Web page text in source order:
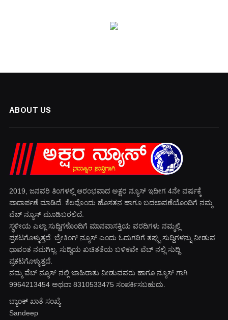
ABOUT US
2019, ಜನವರಿ‌ ತಿಂಗಳಲ್ಲಿ ಆರಂಭವಾದ ಅಕ್ಷರ ನ್ಯೂಸ್ ಇದೀಗ 4ನೇ ವರ್ಷಕ್ಕೆ
ಪಾದಾರ್ಪಣೆ ಮಾಡಿದೆ. ಕೆಲವೊಂದು ಹೊಸತನ ಹಾಗೂ ಬದಲಾವಣೆಯೊಂದಿಗೆ ನಮ್ಮ
ವೆಬ್ ನ್ಯೂಸ್ ಮೂಡಿಬರಲಿದೆ.
ಸ್ಥಳೀಯ ಎಲ್ಲಾ ಸುದ್ದಿಗಳೊಂದಿಗೆ ಮಾನವಾಸಕ್ತಿಯ ವರದಿಗಳು ನಮ್ಮಲ್ಲಿ
ಪ್ರಕಟಗೊಳ್ಳುತ್ತದೆ. ಬ್ರೇಕಿಂಗ್ ನ್ಯೂಸ್ ಎಂದು ಓದುಗರಿಗೆ ತಪ್ಪು ಸುದ್ದಿಗಳನ್ನು ನೀಡುವ
ಧಾವಂತ ನಮಗಿಲ್ಲ. ಸುದ್ದಿಯ ಖಚಿತತೆಯ ಬಳಿಕವೇ ವೆಬ್ ನಲ್ಲಿ ಸುದ್ದಿ
ಪ್ರಕಟಗೊಳ್ಳುತ್ತದೆ.
ನಮ್ಮ ವೆಬ್ ನ್ಯೂಸ್ ನಲ್ಲಿ ಜಾಹಿರಾತು ನೀಡುವವರು ಹಾಗೂ ನ್ಯೂಸ್ ಗಾಗಿ
9964213454 ಅಥವಾ 8310533475 ಸಂಪರ್ಕಿಸಬಹುದು.
ಬ್ಯಾಂಕ್ ಖಾತೆ ಸಂಖ್ಯೆ
Sandeep